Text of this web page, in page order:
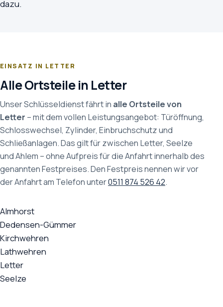
dazu.
EINSATZ IN LETTER
Alle Ortsteile in Letter
Unser Schlüsseldienst fährt in alle Ortsteile von
Letter – mit dem vollen Leistungsangebot: Türöffnung,
Schlosswechsel, Zylinder, Einbruchschutz und
Schließanlagen. Das gilt für zwischen Letter, Seelze
und Ahlem – ohne Aufpreis für die Anfahrt innerhalb des
genannten Festpreises. Den Festpreis nennen wir vor
der Anfahrt am Telefon unter0511 874 526 42.
Almhorst
Dedensen-Gümmer
Kirchwehren
Lathwehren
Letter
Seelze